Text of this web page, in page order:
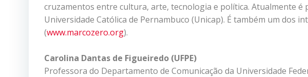
cruzamentos entre cultura, arte, tecnologia e política. Atualmente é
Universidade Católica de Pernambuco (Unicap). É também um dos
(www.marcozero.org).
Carolina Dantas de Figueiredo (UFPE)
Professora do Departamento de Comunicação da Universidade